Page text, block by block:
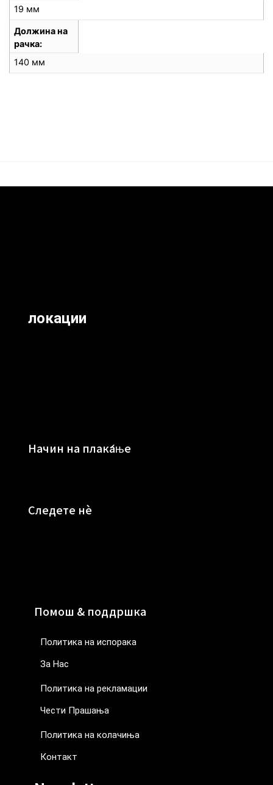
19 мм
Должина на
рачка
140 мм
локации
Начин на плаќање
Следете нè
Помош & поддршка
Политика на испорака
За Нас
Политика на рекламации
Чести Прашања
Политика на колачиња
Контакт